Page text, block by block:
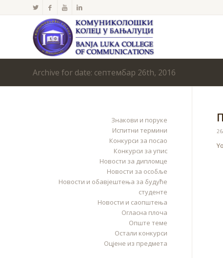
Archive for date: септембар 26th, 2016
Знакови и поруке
Испитни термини
Конкурси за посао
Конкурси за упис
Новости за дипломце
Новости за особље
Новости и обавјештења за будуће
студенте
Новости и саопштења
Огласна плоча
Опште теме
Остали конкурси
Оцјене из предмета